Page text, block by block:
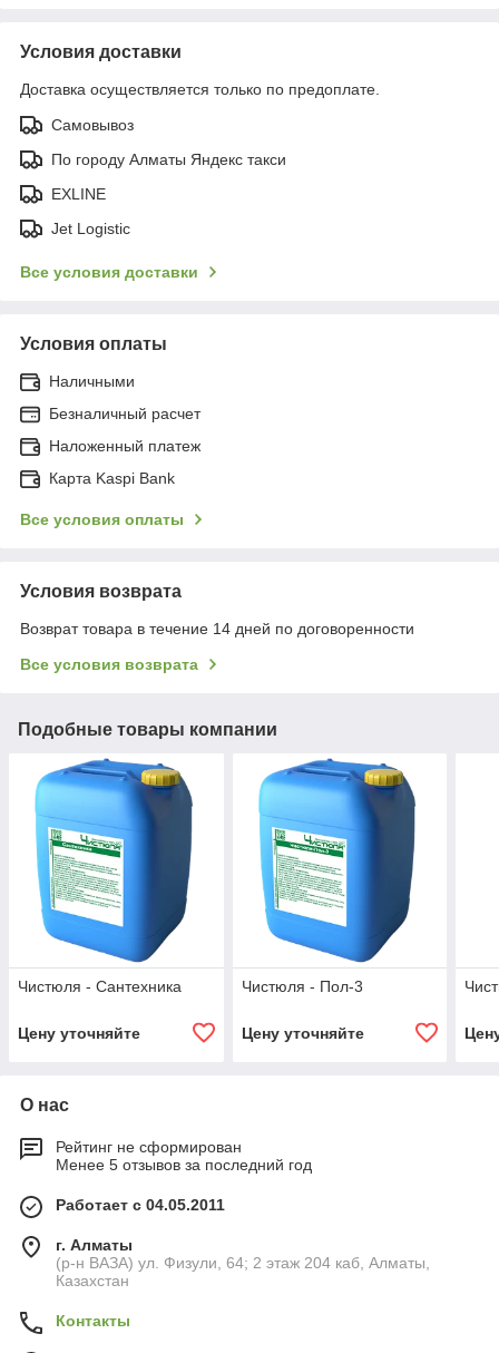
Условия доставки
Доставка осуществляется только по предоплате.
Самовывоз
По городу Алматы Яндекс такси
EXLINE
Jet Logistic
Все условия доставки
Условия оплаты
Наличными
Безналичный расчет
Наложенный платеж
Карта Kaspi Bank
Все условия оплаты
Условия возврата
Возврат товара в течение 14 дней по договоренности
Все условия возврата
Подобные товары компании
Чистюля - Сантехника
Цену уточняйте
Чистюля - Пол-3
Цену уточняйте
О нас
Рейтинг не сформирован
Менее 5 отзывов за последний год
Работает с 04.05.2011
г. Алматы
(р-н ВАЗА) ул. Физули, 64; 2 этаж 204 каб, Алматы,
Казахстан
Контакты